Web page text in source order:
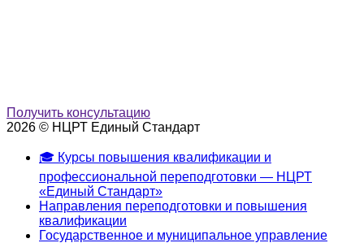
Получить консультацию
2026 © НЦРТ Единый Стандарт
🎓 Курсы повышения квалификации и
профессиональной переподготовки — НЦРТ
«Единый Стандарт»
Направления переподготовки и повышения
квалификации
Государственное и муниципальное управление